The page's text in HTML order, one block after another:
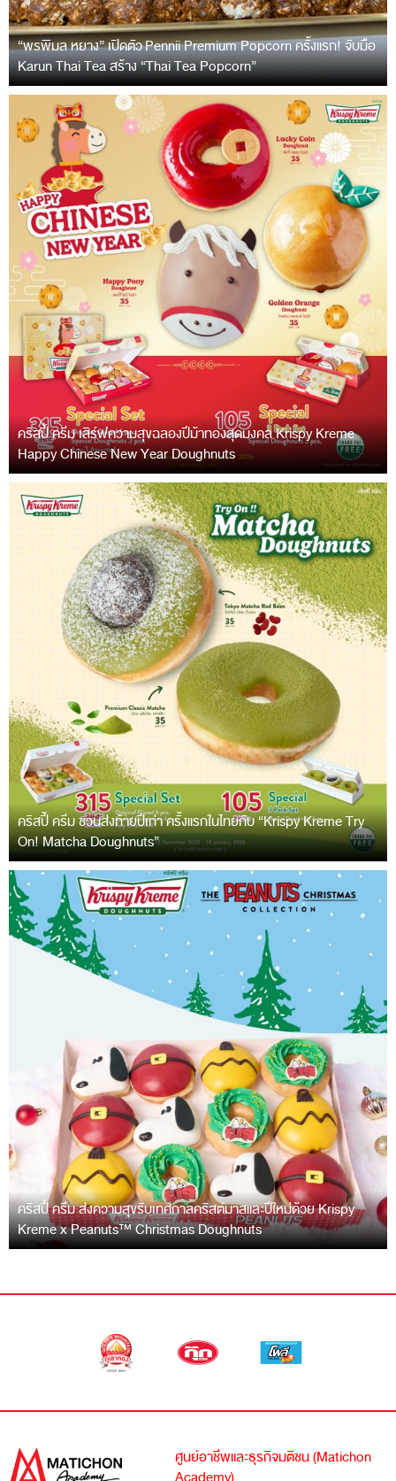
“พรพิมล หยาง” เปิดตัว Pennii Premium Popcorn ครั้งแรก! จับมือ
Karun Thai Tea สร้าง “Thai Tea Popcorn”
คริสปี้ ครีม เสิร์ฟความสุขฉลองปีม้าทองสุดมงคล Krispy Kreme
Happy Chinese New Year Doughnuts
คริสปี้ ครีม ชวนส่งท้ายปีเก่า ครั้งแรกในไทยกับ “Krispy Kreme Try
On! Matcha Doughnuts”
คริสปี้ ครีม ส่งความสุขรับเทศกาลคริสต์มาสและปีใหม่ด้วย Krispy
Kreme x Peanuts™ Christmas Doughnuts
ศูนย์อาชีพและธุรกิจมติชน (Matichon